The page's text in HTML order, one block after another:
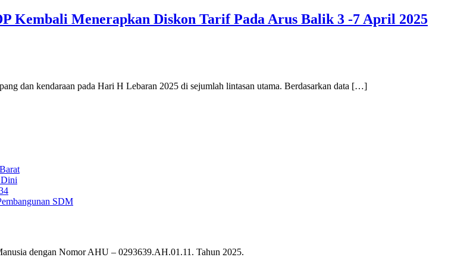
Kembali Menerapkan Diskon Tarif Pada Arus Balik 3 -7 April 2025
dan kendaraan pada Hari H Lebaran 2025 di sejumlah lintasan utama. Berdasarkan data […]
Dini
SDM
dengan Nomor AHU – 0293639.AH.01.11. Tahun 2025.